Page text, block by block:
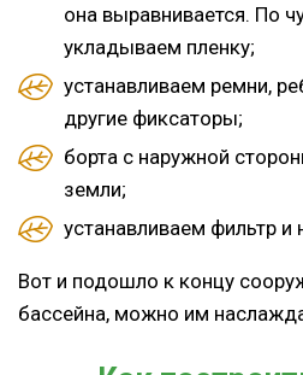
она выравнивается. По
укладываем пленку;
устанавливаем ремни,
другие фиксаторы;
борта с наружной
земли;
устанавливаем фильтр и
Вот и подошло к концу
бассейна, можно им